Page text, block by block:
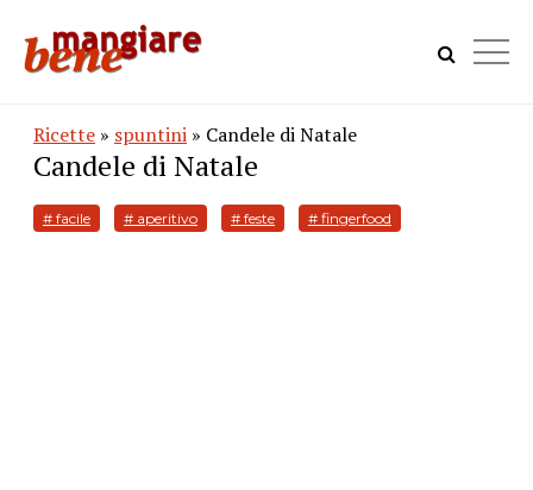
Ricette » spuntini » Candele di Natale
Candele di Natale
# facile # aperitivo # feste # fingerfood